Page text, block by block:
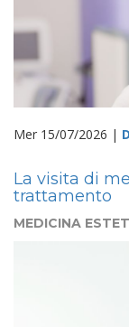
Mer 15/07/2026 |
La visita di
trattamento
MEDICINA